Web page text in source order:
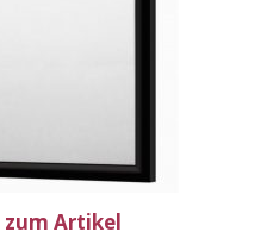
zum Artikel